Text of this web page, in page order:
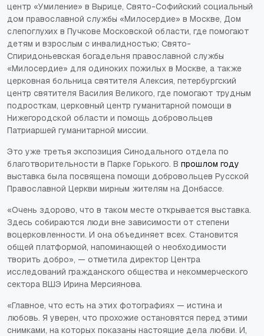
центр «Умиление» в Вырице, Свято-Софийский социальный
дом православной службы «Милосердие» в Москве, Дом
слепоглухих в Пучкове Московской области, где помогают
детям и взрослым с инвалидностью; Свято-
Спиридоньевская богадельня православной службы
«Милосердие» для одиноких пожилых в Москве, а также
церковная больница святителя Алексия, петербургский
центр святителя Василия Великого, где помогают трудным
подросткам, церковный центр гуманитарной помощи в
Нижегородской области и помощь добровольцев
Патриаршей гуманитарной миссии.
Это уже третья экспозиция Синодального отдела по
благотворительности в Парке Горького. В прошлом году
выставка была посвящена помощи добровольцев Русской
Православной Церкви мирным жителям на Донбассе.
«Очень здорово, что в таком месте открывается выставка.
Здесь собираются люди вне зависимости от степени
воцерковленности. И она объединяет всех. Становится
общей платформой, напоминающей о необходимости
творить добро», — отметила директор Центра
исследований гражданского общества и некоммерческого
сектора ВШЭ Ирина Мерсиянова.
«Главное, что есть на этих фотографиях — истина и
любовь. Я уверен, что прохожие остановятся перед этими
снимками, на которых показаны настоящие дела любви. И,